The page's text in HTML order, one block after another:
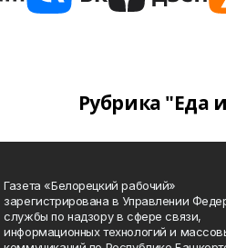
Рубрика "Еда
Газета «Белорецкий рабочий»
зарегистрирована в Управлении
службы по надзору в сфере связи,
информационных технологий и